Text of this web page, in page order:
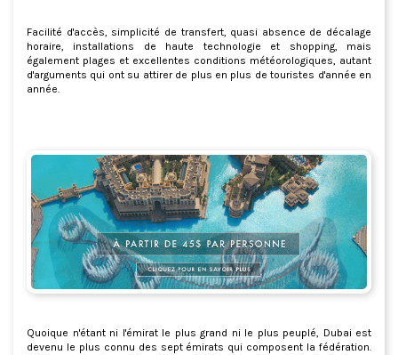
Facilité d'accès, simplicité de transfert, quasi absence de décalage
horaire, installations de haute technologie et shopping, mais
également plages et excellentes conditions météorologiques, autant
d'arguments qui ont su attirer de plus en plus de touristes d'année en
année.
Quoique n'étant ni l'émirat le plus grand ni le plus peuplé, Dubai est
devenu le plus connu des sept émirats qui composent la fédération.